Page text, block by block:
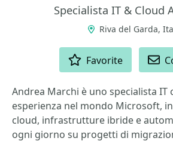
Specialista IT & Cloud
Riva del Garda,
Favorite
Andrea Marchi è uno specialista IT
esperienza nel mondo Microsoft,
cloud, infrastrutture ibride e
ogni giorno su progetti di